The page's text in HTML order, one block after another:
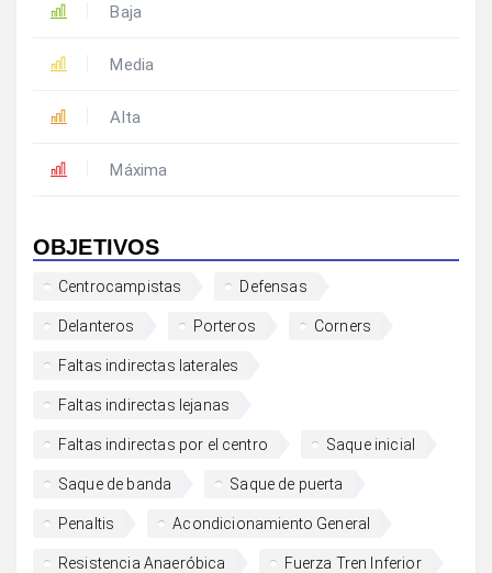
Baja
Media
Alta
Máxima
OBJETIVOS
Centrocampistas Defensas
Delanteros Porteros Corners
Faltas indirectas laterales
Faltas indirectas lejanas
Faltas indirectas por el centro Saque inicial
Saque de banda Saque de puerta
Penaltis Acondicionamiento General
Resistencia Anaeróbica Fuerza Tren Inferior